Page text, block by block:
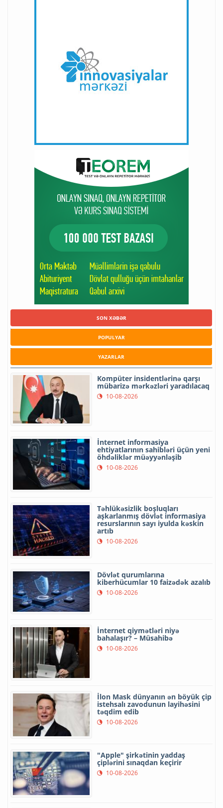
SON XƏBƏR
POPULYAR
YAZARLAR
Kompüter insidentlərinə qarşı
mübarizə mərkəzləri yaradılacaq
10-08-2026
İnternet informasiya
ehtiyatlarının sahibləri üçün yeni
öhdəliklər müəyyənləşib
10-08-2026
Təhlükəsizlik boşluqları
aşkarlanmış dövlət informasiya
resurslarının sayı iyulda kəskin
artıb
10-08-2026
Dövlət qurumlarına
kiberhücumlar 10 faizədək azalıb
10-08-2026
İnternet qiymətləri niyə
bahalaşır? – Müsahibə
10-08-2026
İlon Mask dünyanın ən böyük çip
istehsalı zavodunun layihəsini
təqdim edib
10-08-2026
"Apple" şirkətinin yaddaş
çiplərini sınaqdan keçirir
10-08-2026